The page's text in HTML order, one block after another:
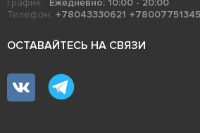
Телефон: +78043330621 +78007751345
ОСТАВАЙТЕСЬ НА СВЯЗИ